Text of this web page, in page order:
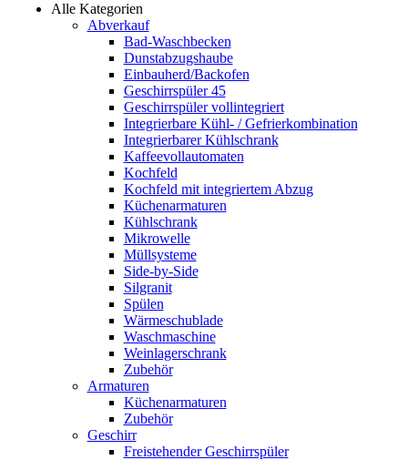
Alle Kategorien
Abverkauf
Bad-Waschbecken
Dunstabzugshaube
Einbauherd/Backofen
Geschirrspüler 45
Geschirrspüler vollintegriert
Integrierbare Kühl- / Gefrierkombination
Integrierbarer Kühlschrank
Kaffeevollautomaten
Kochfeld
Kochfeld mit integriertem Abzug
Küchenarmaturen
Kühlschrank
Mikrowelle
Müllsysteme
Side-by-Side
Silgranit
Spülen
Wärmeschublade
Waschmaschine
Weinlagerschrank
Zubehör
Armaturen
Küchenarmaturen
Zubehör
Geschirr
Freistehender Geschirrspüler